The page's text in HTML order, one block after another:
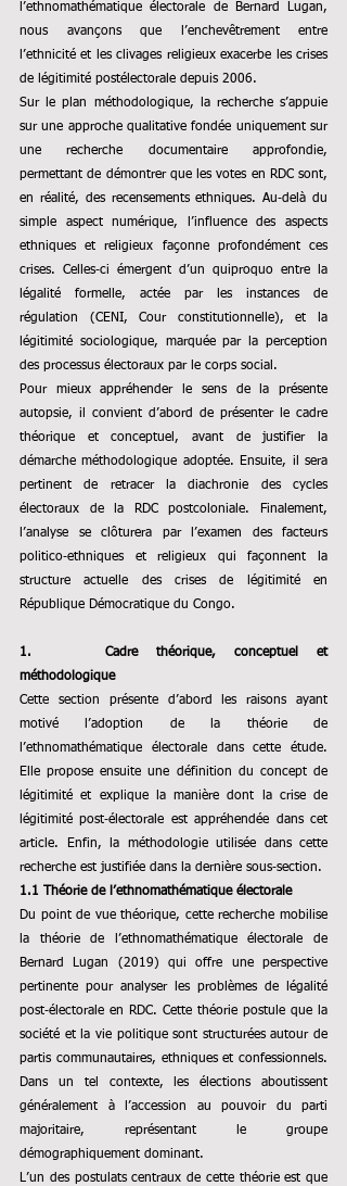
l’ethnomathématique électorale de Bernard Lugan,
nous avançons que l’enchevêtrement entre
l’ethnicité et les clivages religieux exacerbe les crises
de légitimité postélectorale depuis 2006.
Sur le plan méthodologique, la recherche s’appuie
sur une approche qualitative fondée uniquement sur
une recherche documentaire approfondie,
permettant de démontrer que les votes en RDC sont,
en réalité, des recensements ethniques. Au‑delà du
simple aspect numérique, l’influence des aspects
ethniques et religieux façonne profondément ces
crises. Celles‑ci émergent d’un quiproquo entre la
légalité formelle, actée par les instances de
régulation (CENI, Cour constitutionnelle), et la
légitimité sociologique, marquée par la perception
des processus électoraux par le corps social.
Pour mieux appréhender le sens de la présente
autopsie, il convient d’abord de présenter le cadre
théorique et conceptuel, avant de justifier la
démarche méthodologique adoptée. Ensuite, il sera
pertinent de retracer la diachronie des cycles
électoraux de la RDC postcoloniale. Finalement,
l’analyse se clôturera par l’examen des facteurs
politico‑ethniques et religieux qui façonnent la
structure actuelle des crises de légitimité en
République Démocratique du Congo.
1.    Cadre théorique, conceptuel et
méthodologique
Cette section présente d’abord les raisons ayant
motivé l’adoption de la théorie de
l’ethnomathématique électorale dans cette étude.
Elle propose ensuite une définition du concept de
légitimité et explique la manière dont la crise de
légitimité post‑électorale est appréhendée dans cet
article. Enfin, la méthodologie utilisée dans cette
recherche est justifiée dans la dernière sous‑section.
1.1 Théorie de l’ethnomathématique électorale
Du point de vue théorique, cette recherche mobilise
la théorie de l’ethnomathématique électorale de
Bernard Lugan (2019) qui offre une perspective
pertinente pour analyser les problèmes de légalité
post‑électorale en RDC. Cette théorie postule que la
société et la vie politique sont structurées autour de
partis communautaires, ethniques et confessionnels.
Dans un tel contexte, les élections aboutissent
généralement à l’accession au pouvoir du parti
majoritaire, représentant le groupe
démographiquement dominant.
L’un des postulats centraux de cette théorie est que